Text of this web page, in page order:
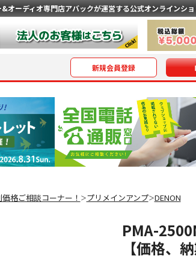
オーディオ専門店アバックが運営する公式オンラインショ
新規会員登録
格ご相談コーナー！ ＞プリメインアンプ＞DENON
PMA-
【価格、